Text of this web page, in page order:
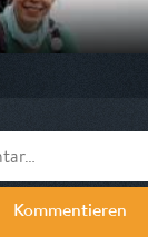
Kommentieren